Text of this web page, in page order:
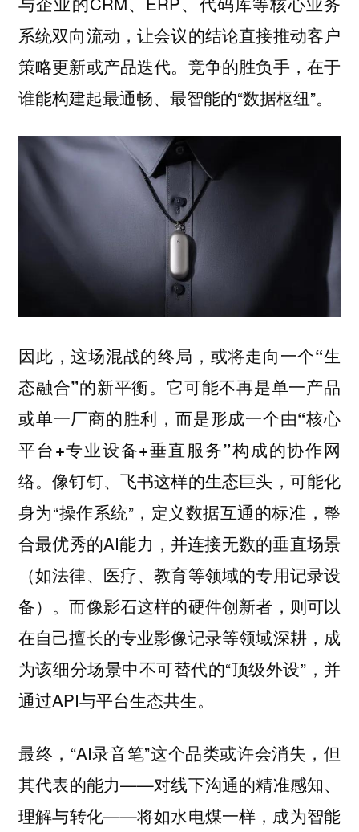
系统双向流动，让会议的结论直接推动客户
策略更新或产品迭代。竞争的胜负手，在于
谁能构建起最通畅、最智能的“数据枢纽”。
因此，这场混战的终局，或将走向一个“生
态融合”的新平衡。它可能不再是单一产品
或单一厂商的胜利，而是形成一个由“核心
平台+专业设备+垂直服务”构成的协作网
络。像钉钉、飞书这样的生态巨头，可能化
身为“操作系统”，定义数据互通的标准，整
合最优秀的AI能力，并连接无数的垂直场景
（如法律、医疗、教育等领域的专用记录设
备）。而像影石这样的硬件创新者，则可以
在自己擅长的专业影像记录等领域深耕，成
为该细分场景中不可替代的“顶级外设”，并
通过API与平台生态共生。
最终，“AI录音笔”这个品类或许会消失，但
其代表的能力——对线下沟通的精准感知、
理解与转化——将如水电煤一样，成为智能